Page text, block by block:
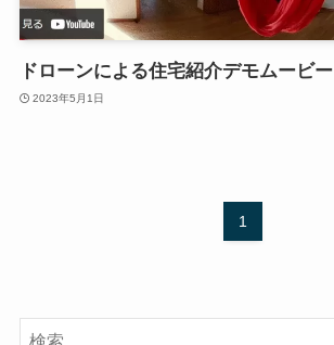
ドローンによる住宅紹介デモムービー
2023年5月1日
1